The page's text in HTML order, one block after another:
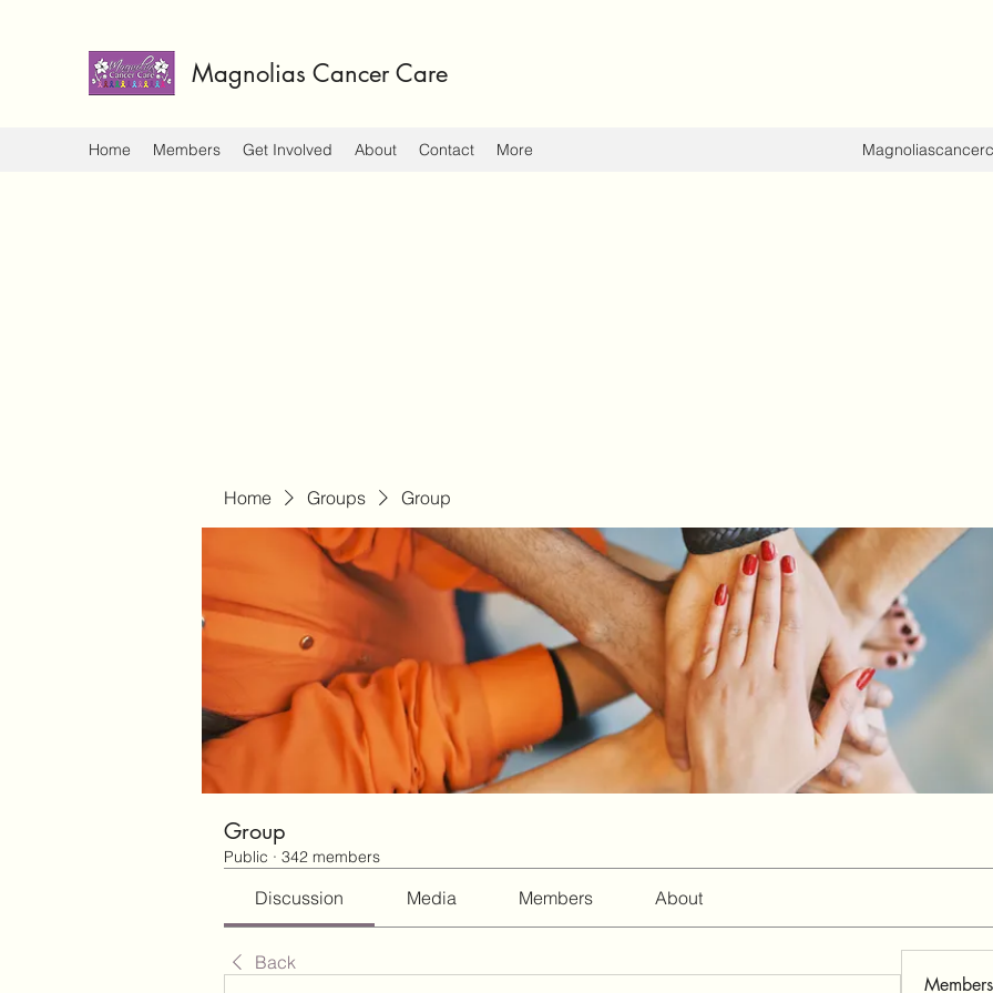
Magnolias Cancer Care
Home Members Get Involved About Contact More
Home Groups Group
Group
Public · 342 members
Discussion Media Members About
Back
Members